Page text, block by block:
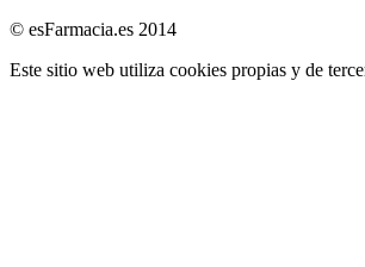
© esFarmacia.es 2014
Este sitio web utiliza cookies propias y de